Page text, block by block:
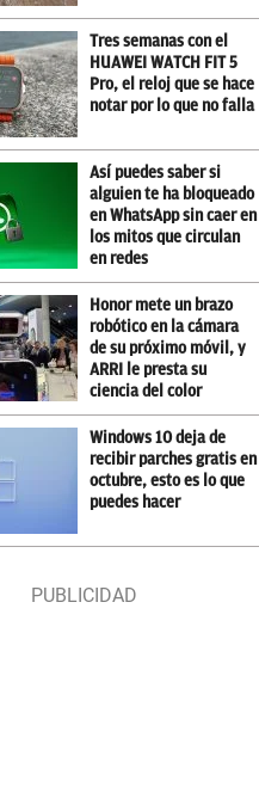
Tres semanas con el
HUAWEI WATCH FIT 5
Pro, el reloj que se hace
notar por lo que no falla
Así puedes saber si
alguien te ha bloqueado
en WhatsApp sin caer en
los mitos que circulan
en redes
Honor mete un brazo
robótico en la cámara
de su próximo móvil, y
ARRI le presta su
ciencia del color
Windows 10 deja de
recibir parches gratis en
octubre, esto es lo que
puedes hacer